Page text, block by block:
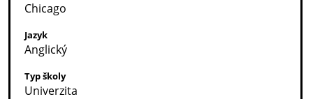
Chicago
Jazyk
Anglický
Typ školy
Univerzita